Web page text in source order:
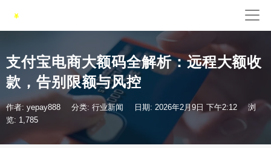
支付宝电商大额码全解析：远程大额收
款，告别限额与风控
作者: yepay888 分类: 行业新闻 日期: 2026年2月9日 下午2:12
浏
览: 1,785